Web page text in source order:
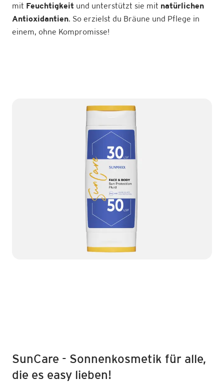
mit Feuchtigkeit und unterstützt sie mit natürlichen
Antioxidantien. So erzielst du Bräune und Pflege in
einem, ohne Kompromisse!
SunCare - Sonnenkosmetik für alle,
die es easy lieben!